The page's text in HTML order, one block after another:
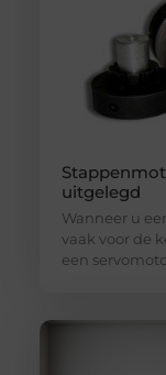
uitgelegd
Wanneer u
vaak voor de
een